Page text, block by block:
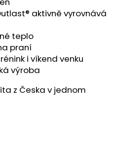
aktivně vyrovnává
teplo
praní
i víkend venku
výroba
z Česka v jednom